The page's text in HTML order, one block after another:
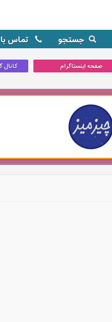
جستجو تماس
صفحه اینستاگرام کانال
کانال